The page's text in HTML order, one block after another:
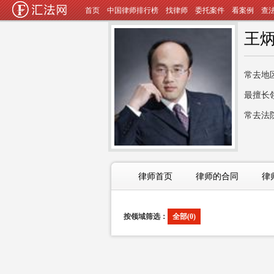
首页 中国律师排行榜 找律师 委托案件 看案例 查
王
常去地
最擅长
常去法
律师首页 律师的合同 律
按领域筛选： 全部(0)